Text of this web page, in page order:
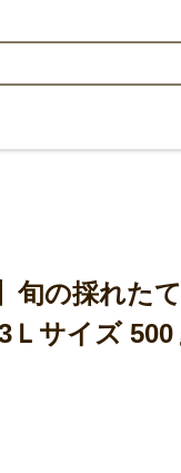
旬の採れた
サイズ 500